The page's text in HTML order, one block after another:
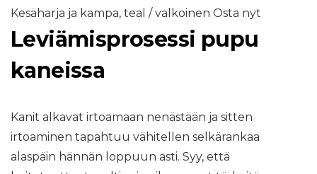
Kesäharja ja kampa, teal / valkoinen Osta nyt
Leviämisprosessi pupu
kaneissa
Kanit alkavat irtoamaan nenästään ja sitten
irtoaminen tapahtuu vähitellen selkärankaa
alaspäin hännän loppuun asti. Syy, että